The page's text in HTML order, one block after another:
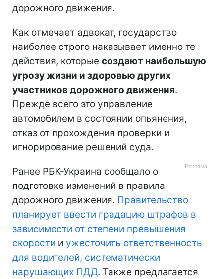
дорожного движения.
Как отмечает адвокат, государство
наиболее строго наказывает именно те
действия, которые создают наибольшую
угрозу жизни и здоровью других
участников дорожного движения.
Прежде всего это управление
автомобилем в состоянии опьянения,
отказ от прохождения проверки и
игнорирование решений суда.
Ранее РБК-Украина сообщало о
подготовке изменений в правила
дорожного движения. Правительство
планирует ввести градацию штрафов в
зависимости от степени превышения
скорости и ужесточить ответственность
для водителей, систематически
нарушающих ПДД. Также предлагается